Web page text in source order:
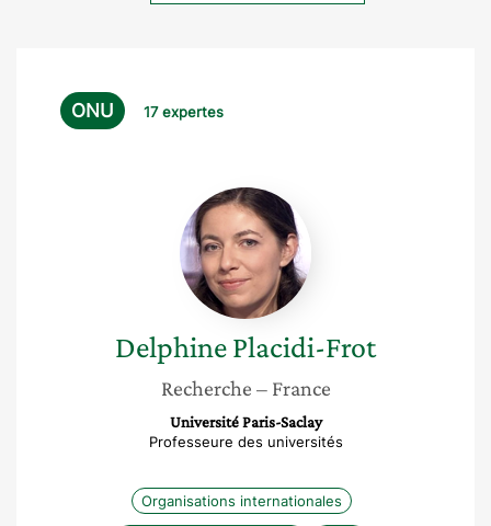
ONU 17 expertes
Delphine
Placidi-
Frot
DelphinePlacidi-Frot
Recherche – France
Université Paris-Saclay
Professeure des universités
Organisations internationales